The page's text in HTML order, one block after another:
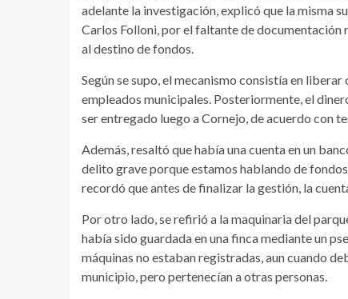
adelante la investigación, explicó que la misma
Carlos Folloni, por el faltante de
al destino de fondos.
Según se supo, el mecanismo consistía en
empleados municipales. Posteriormente, el
ser entregado luego a Cornejo, de acuerdo con
Además, resaltó que había una cuenta en un
delito grave porque estamos hablando de
recordó que antes de finalizar la gestión, la
Por otro lado, se refirió a la maquinaria del
había sido guardada en una finca mediante un
máquinas no estaban registradas, aun cuando
municipio, pero pertenecían a otras personas.